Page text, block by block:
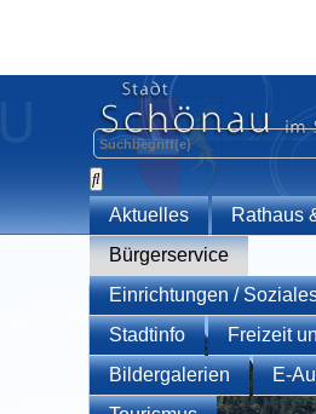
Aktuelles
Rathaus
Bürgerservice
Einrichtungen /
Stadtinfo
Freizeit
Bildergalerien
E-